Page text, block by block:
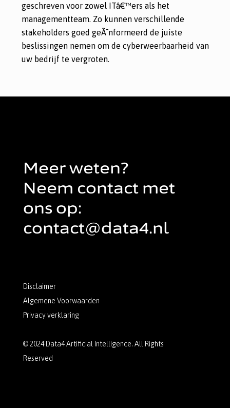
geschreven voor zowel ITâ€™ers als het
managementteam. Zo kunnen verschillende
stakeholders goed geÃ¯nformeerd de juiste
beslissingen nemen om de cyberweerbaarheid van
uw bedrijf te vergroten.
Meer weten?
Neem contact met
ons op:
contact@data4.nl
Disclaimer
Algemene Voorwaarden
Privacy verklaring
© 2024 Data4 Artificial Intelligence. All Rights
Reserved